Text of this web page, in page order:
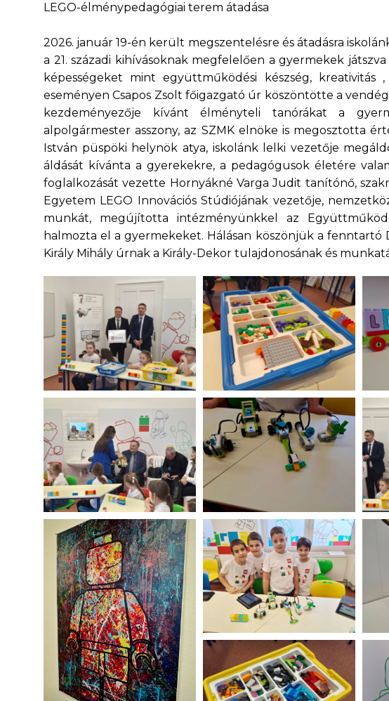
LEGO-élménypedagógiai terem átadása
2026. január 19-én került megszentelésre és átadásra
a 21. századi kihívásoknak megfelelően a gyermekek
képességeket mint együttműködési készség, kreativitás
eseményen Csapos Zsolt főigazgató úr köszöntötte a
kezdeményezője kívánt élményteli tanórákat a
alpolgármester asszony, az SZMK elnöke is megosztotta
István püspöki helynök atya, iskolánk lelki vezetője
áldását kívánta a gyerekekre, a pedagógusok életére
foglalkozását vezette Hornyákné Varga Judit tanítónő,
Egyetem LEGO Innovációs Stúdiójának vezetője,
munkát, megújította intézményünkkel az
halmozta el a gyermekeket. Hálásan köszönjük a
Király Mihály úrnak a Király-Dekor tulajdonosának és